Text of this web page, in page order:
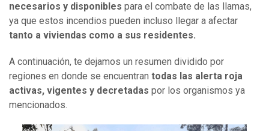
necesarios y disponibles para el combate de las llamas,
ya que estos incendios pueden incluso llegar a afectar
tanto a viviendas como a sus residentes.
A continuación, te dejamos un resumen dividido por
regiones en donde se encuentran todas las alerta roja
activas, vigentes y decretadas por los organismos ya
mencionados.